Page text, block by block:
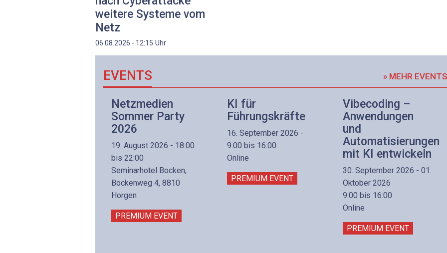
weitere Systeme vom
Netz
06.08.2026 - 12:15 Uhr
EVENTS » MEHR EVENTS
Netzmedien
Sommer Party
2026
19. August 2026 - 18:00
bis 22:00
Seminarhotel Bocken,
Bockenweg 4, 8810
Horgen
PREMIUM EVENT
KI für
Führungskräfte
16. September 2026 -
9:00 bis 16:00
Online
PREMIUM EVENT
Vibecoding –
Anwendungen
und
Automatisierungen
mit KI entwickeln
30. September 2026 - 01.
Oktober 2026
9:00 bis 16:00
Online
PREMIUM EVENT